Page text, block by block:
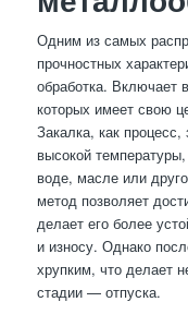
Одним из самых
прочностных
обработка. Включает
которых имеет свою
Закалка, как
высокой
воде, масле или
метод позволяет
делает его более
и износу. Однако
хрупким, что делает
стадии — отпуска.